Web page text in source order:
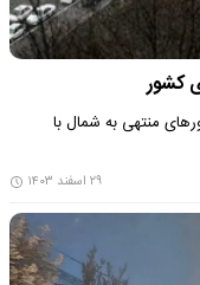
کشور
ویژه محورهای منتهی به شمال با
۲۹ اسفند ۱۴۰۳